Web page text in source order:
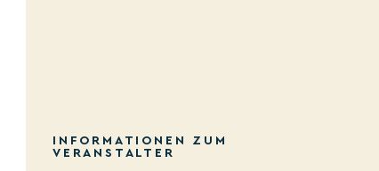
INFORMATIONEN ZUM
VERANSTALTER